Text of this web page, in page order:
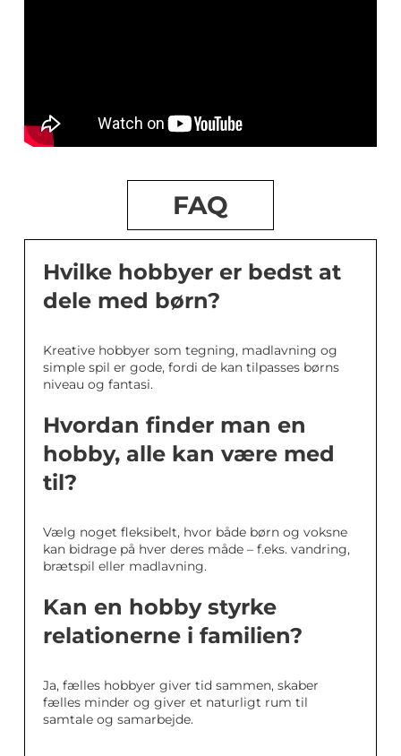
FAQ
Hvilke hobbyer er bedst at
dele med børn?
Kreative hobbyer som tegning, madlavning og
simple spil er gode, fordi de kan tilpasses børns
niveau og fantasi.
Hvordan finder man en
hobby, alle kan være med
til?
Vælg noget fleksibelt, hvor både børn og voksne
kan bidrage på hver deres måde – f.eks. vandring,
brætspil eller madlavning.
Kan en hobby styrke
relationerne i familien?
Ja, fælles hobbyer giver tid sammen, skaber
fælles minder og giver et naturligt rum til
samtale og samarbejde.